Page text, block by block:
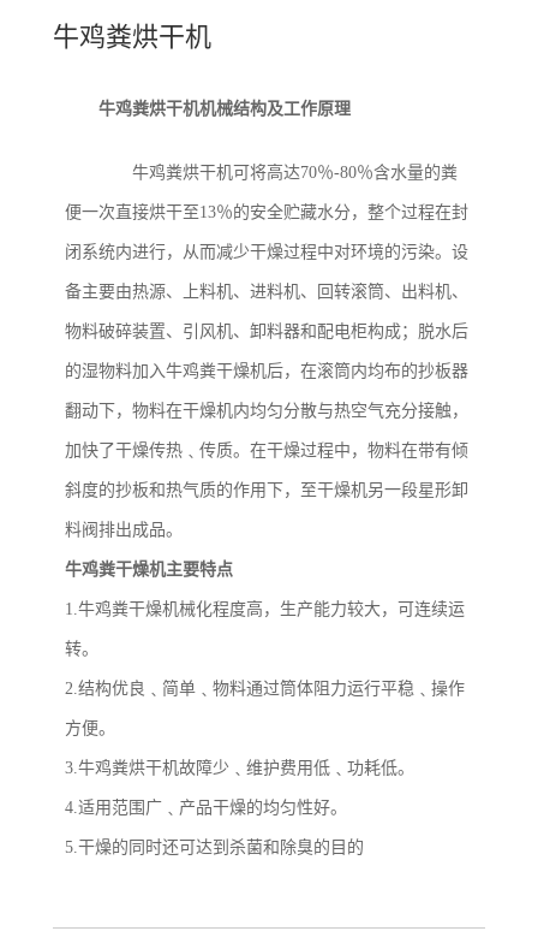
牛鸡粪烘干机
牛鸡粪烘干机机械结构及工作原理
牛鸡粪烘干机可将高达70％-80％含水量的粪
便一次直接烘干至13％的安全贮藏水分，整个过程在封
闭系统内进行，从而减少干燥过程中对环境的污染。设
备主要由热源、上料机、进料机、回转滚筒、出料机、
物料破碎装置、引风机、卸料器和配电柜构成；脱水后
的湿物料加入牛鸡粪干燥机后，在滚筒内均布的抄板器
翻动下，物料在干燥机内均匀分散与热空气充分接触，
加快了干燥传热﹑传质。在干燥过程中，物料在带有倾
斜度的抄板和热气质的作用下，至干燥机另一段星形卸
料阀排出成品。
牛鸡粪干燥机主要特点
1.牛鸡粪干燥机械化程度高，生产能力较大，可连续运
转。
2.结构优良﹑简单﹑物料通过筒体阻力运行平稳﹑操作
方便。
3.牛鸡粪烘干机故障少﹑维护费用低﹑功耗低。
4.适用范围广﹑产品干燥的均匀性好。
5.干燥的同时还可达到杀菌和除臭的目的